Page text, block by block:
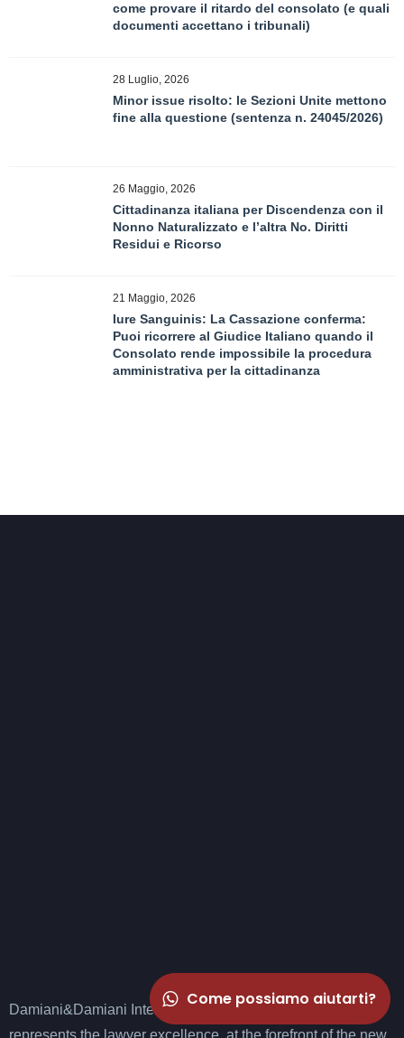
come provare il ritardo del consolato (e quali
documenti accettano i tribunali)
28 Luglio, 2026
Minor issue risolto: le Sezioni Unite mettono
fine alla questione (sentenza n. 24045/2026)
26 Maggio, 2026
Cittadinanza italiana per Discendenza con il
Nonno Naturalizzato e l’altra No. Diritti
Residui e Ricorso
21 Maggio, 2026
Iure Sanguinis: La Cassazione conferma:
Puoi ricorrere al Giudice Italiano quando il
Consolato rende impossibile la procedura
amministrativa per la cittadinanza
Damiani&Damiani International law firm & services
represents the lawyer excellence, at the forefront of the new
Come possiamo aiutarti?